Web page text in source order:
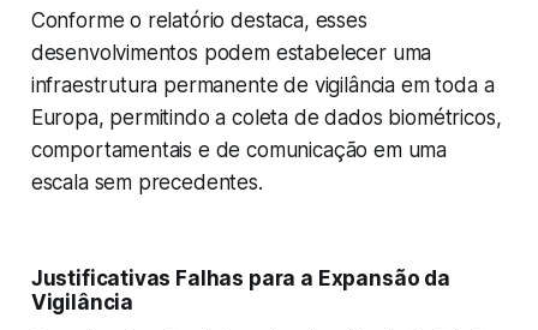
Conforme o relatório destaca, esses
desenvolvimentos podem estabelecer uma
infraestrutura permanente de vigilância em toda a
Europa, permitindo a coleta de dados biométricos,
comportamentais e de comunicação em uma
escala sem precedentes.
Justificativas Falhas para a Expansão da
Vigilância